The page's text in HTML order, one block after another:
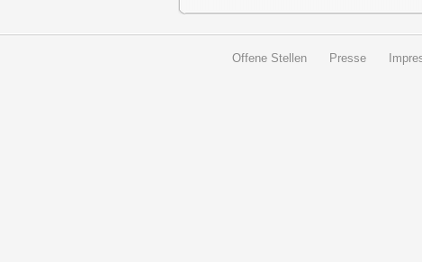
Offene Stellen Presse